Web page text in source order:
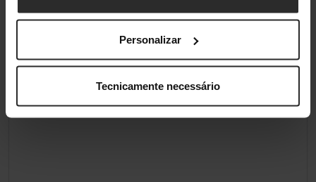
Personalizar
Tecnicamente necessário